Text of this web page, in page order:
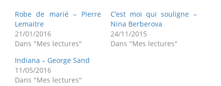
Robe de marié – Pierre
Lemaitre
21/01/2016
Dans "Mes lectures"
C’est moi qui souligne –
Nina Berberova
24/11/2015
Dans "Mes lectures"
Indiana – George Sand
11/05/2016
Dans "Mes lectures"